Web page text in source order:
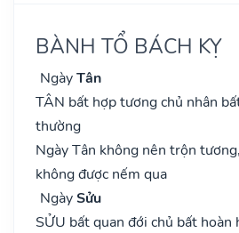
BÀNH TỔ BÁCH KỴ
NgàyTân
TÂN bất hợp tương chủ nhân
thường
Ngày Tân không nên trộn
không được nếm qua
NgàySửu
SỬU bất quan đới chủ bất hoàn